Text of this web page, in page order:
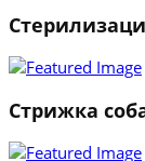
Стрижка